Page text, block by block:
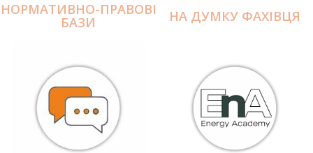
НОРМАТИВНО-ПРАВОВІ
БАЗИ НА ДУМКУ ФАХІВЦЯ